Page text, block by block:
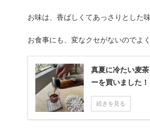
お味は、香ばしくてあっさりとした味
お食事にも、変なクセがないのでよく
真夏に冷たい麦
ーを買いました！
続きを見る